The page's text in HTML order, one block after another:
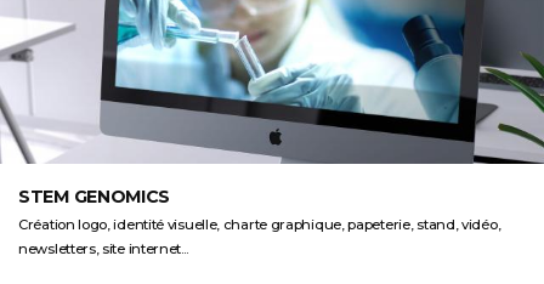
STEM GENOMICS
Création logo, identité visuelle, charte graphique, papeterie, stand, vidéo,
newsletters, site internet...